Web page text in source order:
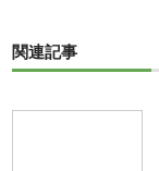
関連記事